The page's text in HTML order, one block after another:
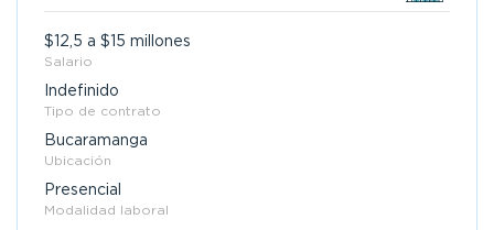
$12,5 a $15 millones
Salario
Indefinido
Tipo de contrato
Bucaramanga
Ubicación
Presencial
Modalidad laboral